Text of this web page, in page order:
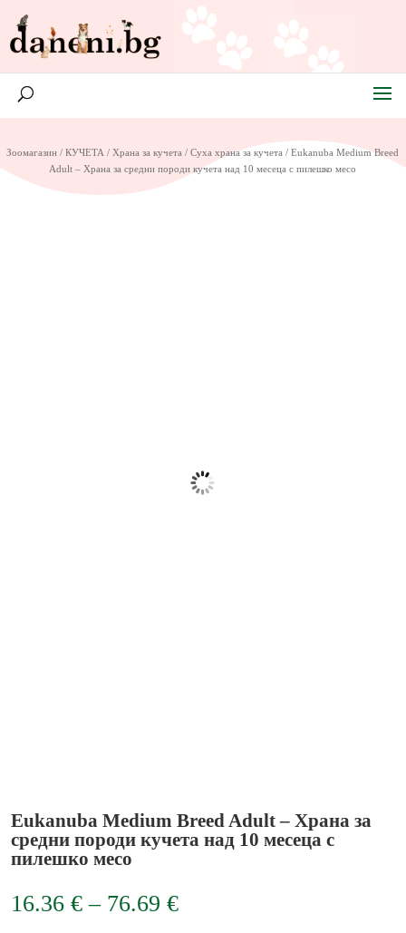
Зоомагазин /КУЧЕТА / Храна за кучета /Суха храна за кучета / Eukanuba Medium Breed
Adult – Храна за средни породи кучета над 10 месеца с пилешко месо
Eukanuba Medium Breed Adult – Храна за
средни породи кучета над 10 месеца с
пилешко месо
16.36 € – 76.69 €Price
range: